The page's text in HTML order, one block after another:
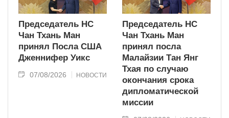
Председатель НС
Чан Тхань Ман
принял Посла США
Дженнифер Уикс
07/08/2026 НОВОСТИ
Председатель НС
Чан Тхань Ман
принял посла
Малайзии Тан Янг
Тхая по случаю
окончания срока
дипломатической
миссии